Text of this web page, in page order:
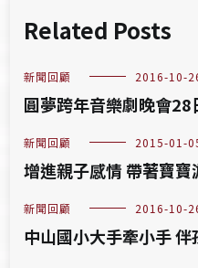
Related Posts
新聞回顧 2016-10-
圓夢跨年音樂劇晚會
新聞回顧 2015-01-
增進親子感情 帶著寶
新聞回顧 2016-10-
中山國小大手牽小手